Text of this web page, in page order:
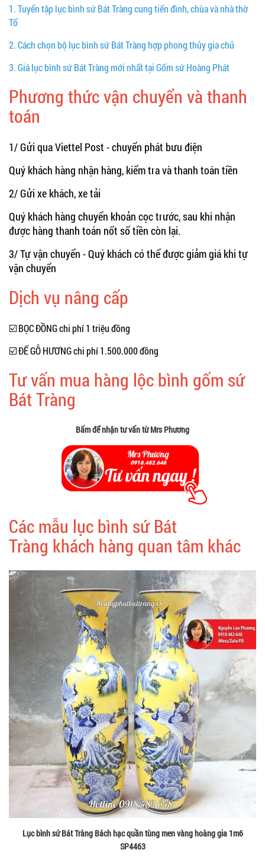
1.Tuyển tập lục bình sứ Bát Tràng cung tiến đình, chùa và nhà thờ
Tổ
2.Cách chọn bộ lục bình sứ Bát Tràng hợp phong thủy gia chủ
3.Giá lục bình sứ Bát Tràng mới nhất tại Gốm sứ Hoàng Phát
Phương thức vận chuyển và thanh
toán
1/ Gửi qua Viettel Post - chuyển phát bưu điện
Quý khách hàng nhận hàng, kiểm tra và thanh toán tiền
2/ Gửi xe khách, xe tải
Quý khách hàng chuyển khoản cọc trước, sau khi nhận
được hàng thanh toán nốt số tiền còn lại.
3/ Tự vận chuyển - Quý khách có thể được giảm giá khi tự
vận chuyển
Dịch vụ nâng cấp
☑️ BỌC ĐỒNG chi phí 1 triệu đồng
☑️ ĐẾ GỖ HƯƠNG chi phí 1.500.000 đồng
Tư vấn mua hàng lộc bình gốm sứ
Bát Tràng
Bấm để nhận tư vấn từ Mrs Phương
Các mẫu lục bình sứ Bát
Tràng khách hàng quan tâm khác
Lục bình sứ Bát Tràng Bách hạc quần tùng men vàng hoàng gia 1m6
SP4463